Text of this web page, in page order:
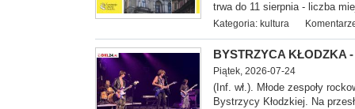
trwa do 11 sierpnia - liczba
Kategoria: kultura
BYSTRZYCA KŁODZKA
Piątek, 2026-07-24
(Inf. wł.). Młode zespoły
Bystrzycy Kłodzkiej. Na